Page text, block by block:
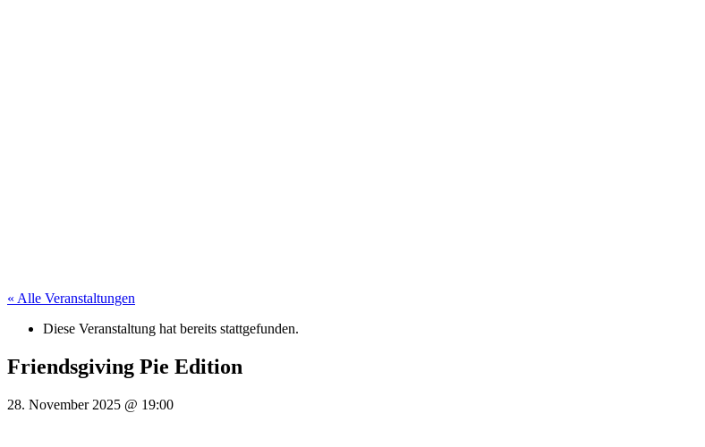
« Alle Veranstaltungen
Diese Veranstaltung hat bereits stattgefunden.
Friendsgiving Pie Edition
28. November 2025 @ 19:00